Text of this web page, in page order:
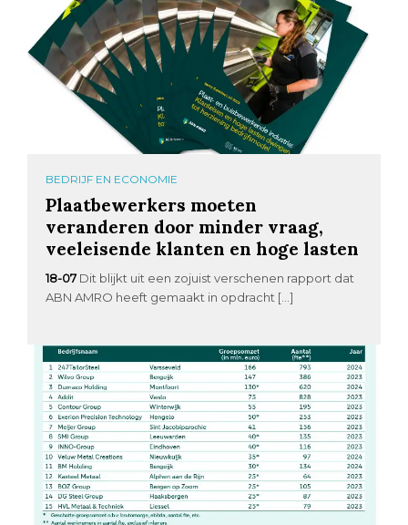
BEDRIJF EN ECONOMIE
Plaatbewerkers moeten
veranderen door minder vraag,
veeleisende klanten en hoge lasten
18-07 Dit blijkt uit een zojuist verschenen rapport dat
ABN AMRO heeft gemaakt in opdracht […]